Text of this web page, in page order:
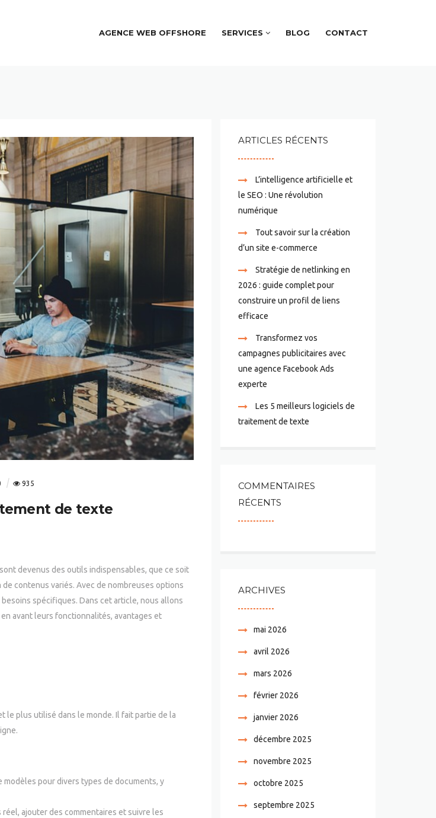
AGENCE WEB OFFSHORE SERVICES BLOG CONTACT
935
de texte
devenus des outils indispensables, que ce soit
contenus variés. Avec de nombreuses options
spécifiques. Dans cet article, nous allons
avant leurs fonctionnalités, avantages et
le plus utilisé dans le monde. Il fait partie de la
pour divers types de documents, y
ajouter des commentaires et suivre les
ARTICLES RÉCENTS
L’intelligence artificielle et
le SEO : Une révolution
numérique
Tout savoir sur la création
d’un site e-commerce
Stratégie de netlinking en
2026 : guide complet pour
construire un profil de liens
efficace
Transformez vos
campagnes publicitaires avec
une agence Facebook Ads
experte
Les 5 meilleurs logiciels de
traitement de texte
COMMENTAIRES
RÉCENTS
ARCHIVES
mai 2026
avril 2026
mars 2026
février 2026
janvier 2026
décembre 2025
novembre 2025
octobre 2025
septembre 2025